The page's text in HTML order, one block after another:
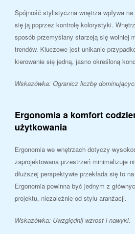
Spójność stylistyczna wnętrza wpływa
się ją poprzez kontrolę kolorystyki.
sposób przemyślany starzeją się wolniej
trendów. Kluczowe jest unikanie
kierowanie się jedną, jasno określoną
Wskazówka: Ogranicz liczbę
Ergonomia a komfort
użytkowania
Ergonomia we wnętrzach dotyczy
zaprojektowana przestrzeń minimalizuje
dłuższej perspektywie przekłada się to
Ergonomia powinna być jednym z
projektu, niezależnie od stylu aranżacji.
Wskazówka: Uwzględnij wzrost i nawyki.